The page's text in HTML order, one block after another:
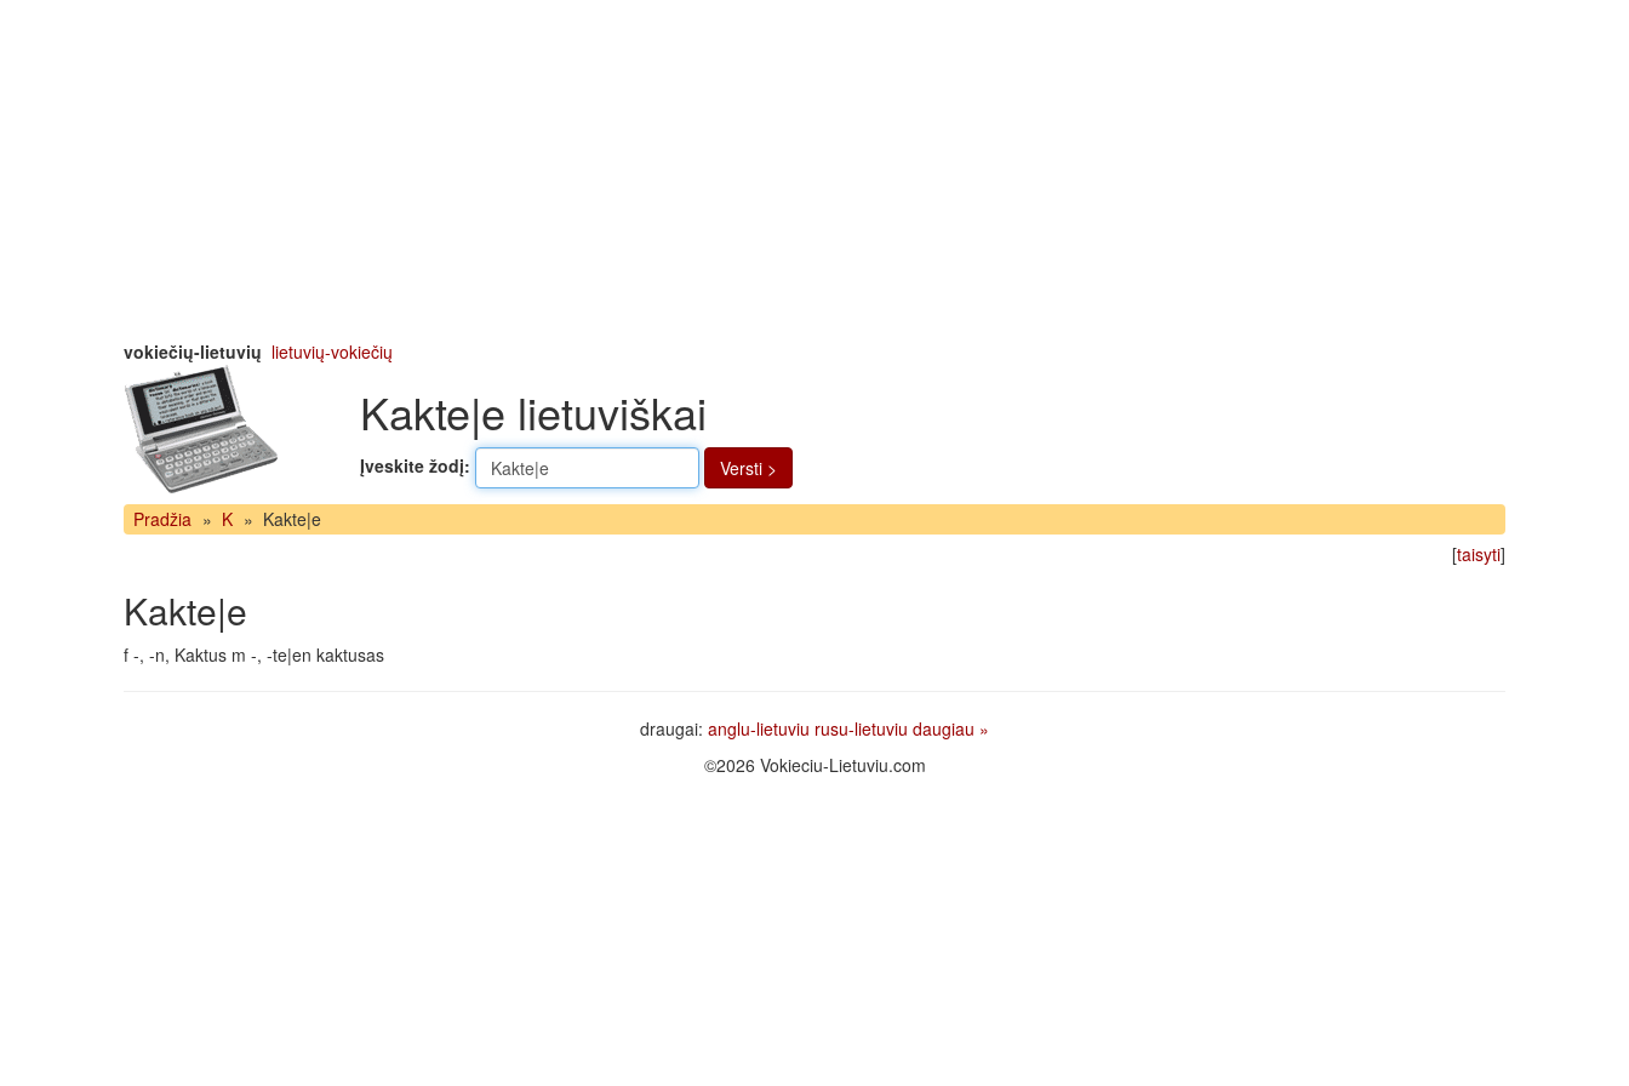
vokiečių-lietuvių lietuvių-vokiečių
Kakte|e lietuviškai
Įveskite žodį: Versti >
Pradžia » K » Kakte|e
[taisyti]
Kakte|e
f -, -n, Kaktus m -, -te|en kaktusas
draugai: anglu-lietuviu rusu-lietuviu daugiau »
©2026 Vokieciu-Lietuviu.com